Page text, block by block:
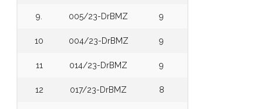
9. 005/23-DrBMZ 9
10 004/23-DrBMZ 9
11 014/23-DrBMZ 9
12 017/23-DrBMZ 8